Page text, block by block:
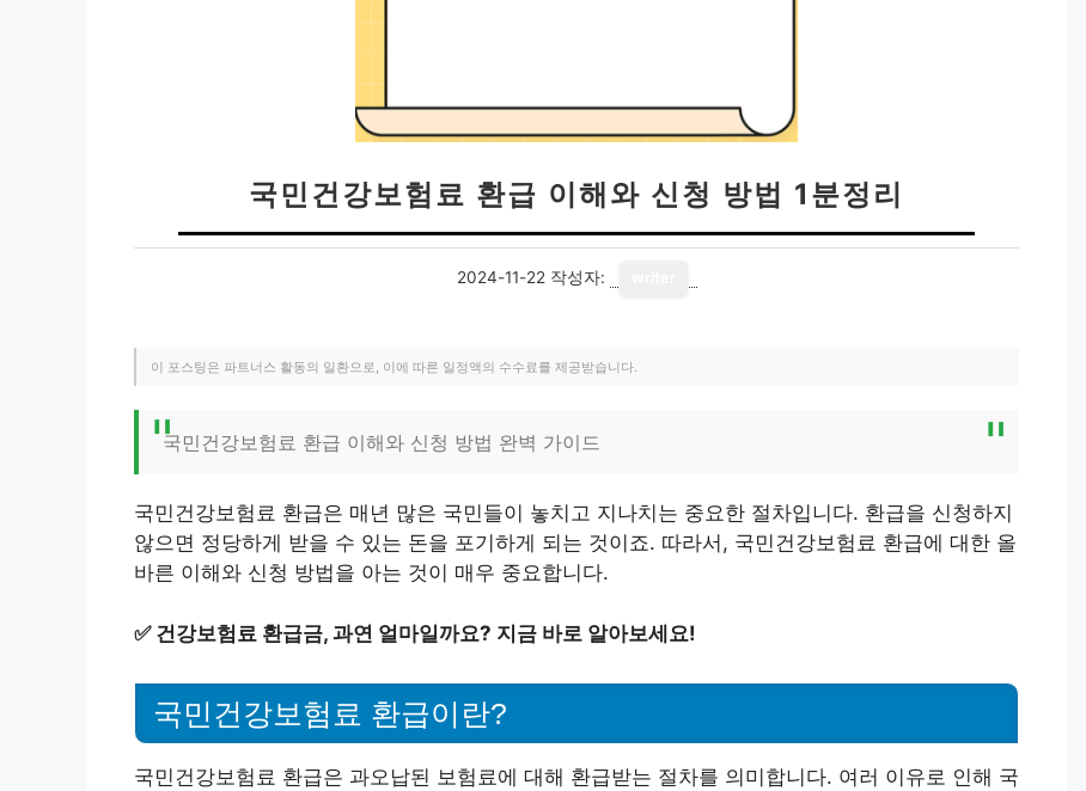
국민건강보험료 환급 이해와 신청 방법 1분정리
2024-11-22 작성자:
이 포스팅은 파트너스 활동의 일환으로, 이에 따른 일정액의 수수료를 제공받습니다.
국민건강보험료 환급 이해와 신청 방법 완벽 가이드
국민건강보험료 환급은 매년 많은 국민들이 놓치고 지나치는 중요한 절차입니다. 환급을 신청하지
않으면 정당하게 받을 수 있는 돈을 포기하게 되는 것이죠. 따라서, 국민건강보험료 환급에 대한 올
바른 이해와 신청 방법을 아는 것이 매우 중요합니다.
✅ 건강보험료 환급금, 과연 얼마일까요? 지금 바로 알아보세요!
국민건강보험료 환급이란?
국민건강보험료 환급은 과오납된 보험료에 대해 환급받는 절차를 의미합니다. 여러 이유로 인해 국